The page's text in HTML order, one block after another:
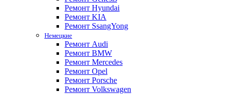
Ремонт Hyundai
Ремонт KIA
Ремонт SsangYong
Немецкие
Ремонт Audi
Ремонт BMW
Ремонт Mercedes
Ремонт Opel
Ремонт Porsche
Ремонт Volkswagen